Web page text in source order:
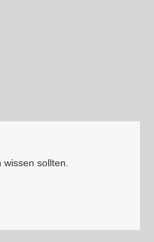
sollten.